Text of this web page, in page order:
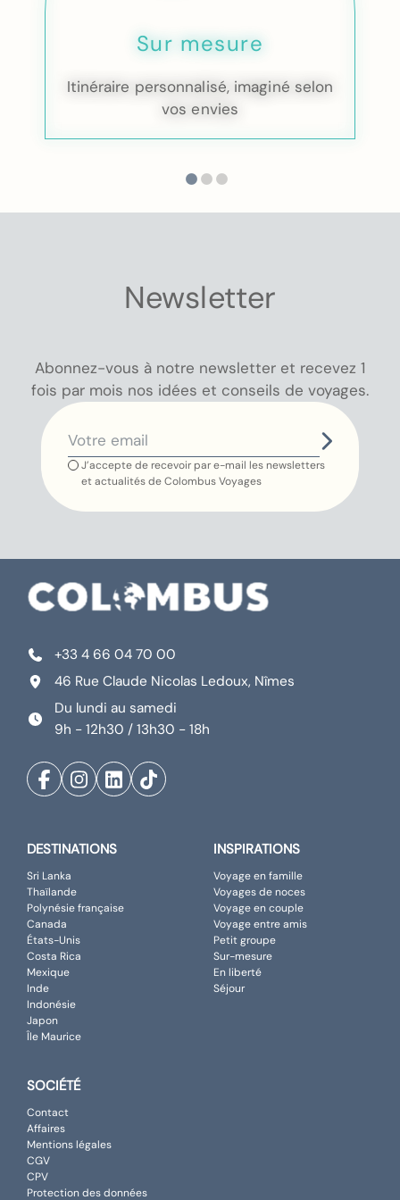
Sur mesure
Itinéraire personnalisé, imaginé selon
vos envies
Newsletter
Abonnez-vous à notre newsletter et recevez 1
fois par mois nos idées et conseils de voyages.
J’accepte de recevoir par e-mail les newsletters
et actualités de Colombus Voyages
+33 4 66 04 70 00
46 Rue Claude Nicolas Ledoux, Nîmes
Du lundi au samedi
9h - 12h30 / 13h30 - 18h
DESTINATIONS
Sri Lanka
Thaïlande
Polynésie française
Canada
États-Unis
Costa Rica
Mexique
Inde
Indonésie
Japon
Île Maurice
INSPIRATIONS
Voyage en famille
Voyages de noces
Voyage en couple
Voyage entre amis
Petit groupe
Sur-mesure
En liberté
Séjour
SOCIÉTÉ
Contact
Affaires
Mentions légales
CGV
CPV
Protection des données